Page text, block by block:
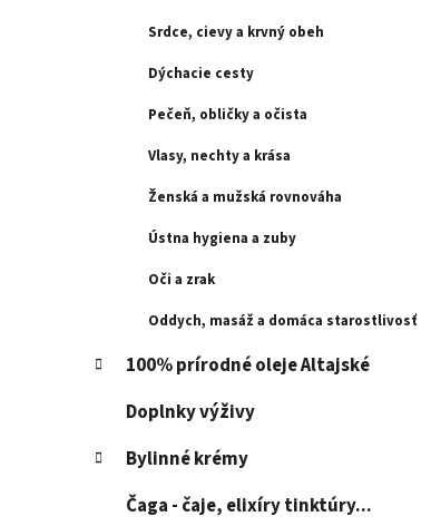
Srdce, cievy a krvný obeh
Dýchacie cesty
Pečeň, obličky a očista
Vlasy, nechty a krása
Ženská a mužská rovnováha
Ústna hygiena a zuby
Oči a zrak
Oddych, masáž a domáca starostlivosť
100% prírodné oleje Altajské
Doplnky výživy
Bylinné krémy
Čaga - čaje, elixíry tinktúry...